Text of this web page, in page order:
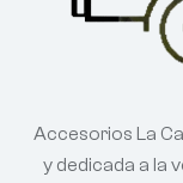
Accesorios La
y dedicada a la